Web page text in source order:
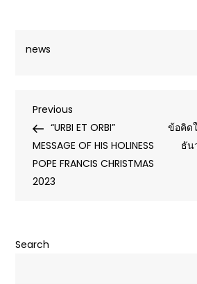
news
Post
navigation
Previous
Post
Previous
“URBI ET ORBI”
MESSAGE OF HIS HOLINESS
POPE FRANCIS CHRISTMAS
2023
ข้อคิด
ธัน
Search